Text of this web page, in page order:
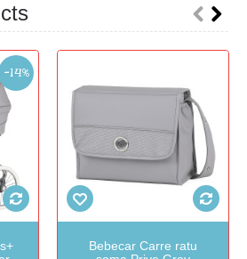
-14%
Bebecar Carre ratu